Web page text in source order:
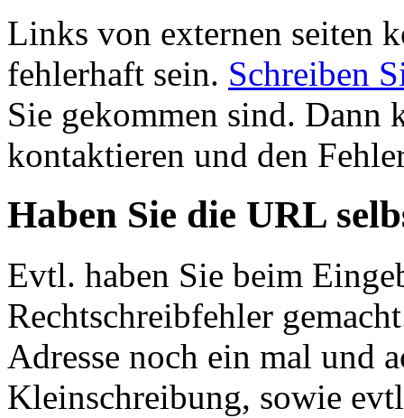
Links von externen seiten
fehlerhaft sein. Schreiben
Sie gekommen sind. Dann
kontaktieren und den
Haben Sie die URL
Evtl. haben Sie beim
Rechtschreibfehler
Adresse noch ein mal und
Kleinschreibung, sowie